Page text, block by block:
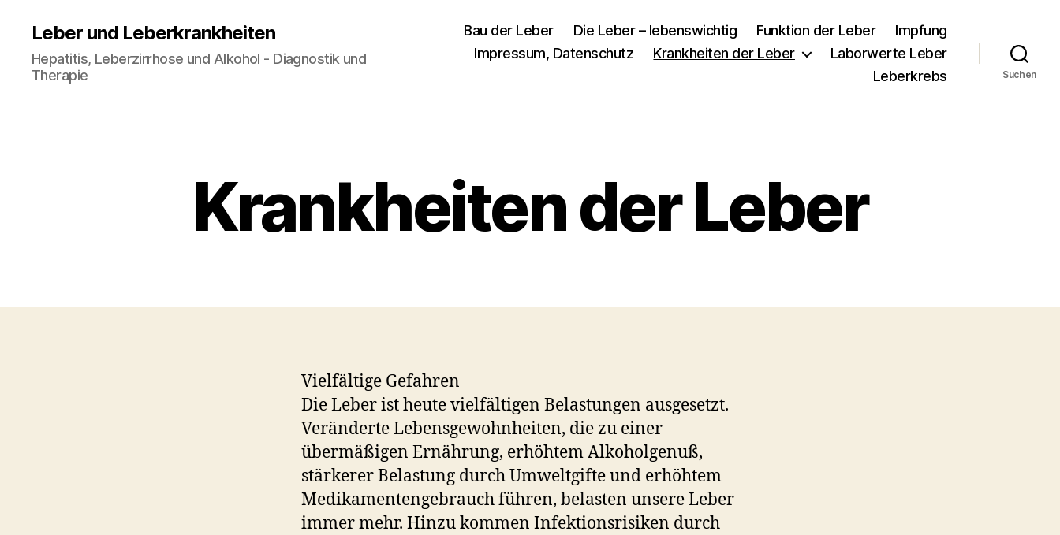
Leber und Leberkrankheiten
Hepatitis, Leberzirrhose und Alkohol - Diagnostik und
Therapie
Bau der Leber Die Leber – lebenswichtig Funktion der Leber
Impfung
Impressum, Datenschutz
Krankheiten der Leber
Laborwerte Leber
Leberkrebs
Suchen
Krankheiten der Leber
Vielfältige Gefahren
Die Leber ist heute vielfältigen Belastungen ausgesetzt.
Veränderte Lebensgewohnheiten, die zu einer
übermäßigen Ernährung, erhöhtem Alkoholgenuß,
stärkerer Belastung durch Umweltgifte und erhöhtem
Medikamentengebrauch führen, belasten unsere Leber
immer mehr. Hinzu kommen Infektionsrisiken durch